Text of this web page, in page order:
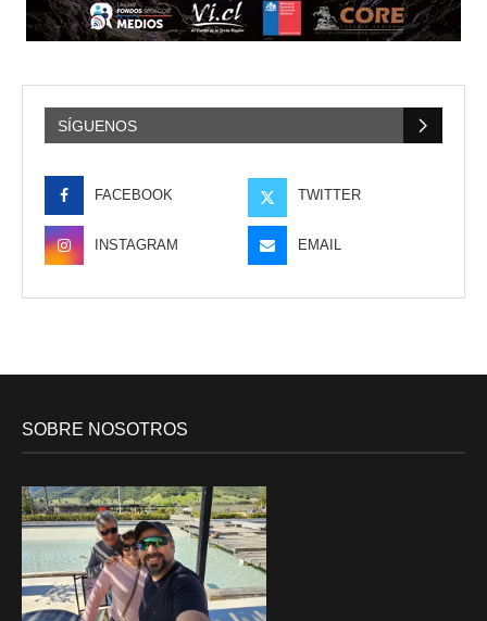
SÍGUENOS
FACEBOOK TWITTER
INSTAGRAM EMAIL
SOBRE NOSOTROS